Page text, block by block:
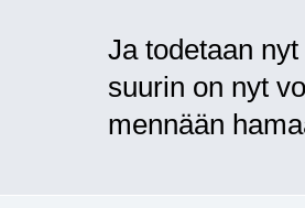
Ja todetaan
suurin on nyt
mennään